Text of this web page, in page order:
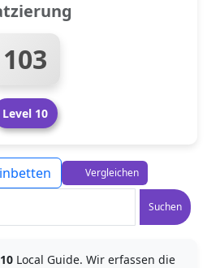
103
Level 10
Suchen
Vergleichen
Local Guide. Wir erfassen die